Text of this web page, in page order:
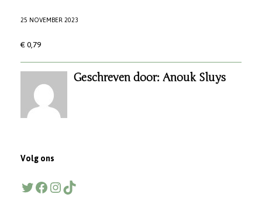
25 NOVEMBER 2023
€ 0,79
Geschreven door: Anouk Sluys
Volg ons
Twitter
Facebook
Instagram
TikTok